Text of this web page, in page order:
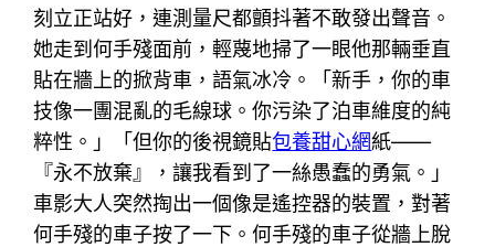
刻立正站好，連測量尺都顫抖著不敢發出聲音。
她走到何手殘面前，輕蔑地掃了一眼他那輛垂直
貼在牆上的掀背車，語氣冰冷。「新手，你的車
技像一團混亂的毛線球。你污染了泊車維度的純
粹性。」「但你的後視鏡貼包養甜心網紙——
『永不放棄』，讓我看到了一絲愚蠢的勇氣。」
車影大人突然掏出一個像是遙控器的裝置，對著
何手殘的車子按了一下。何手殘的車子從牆上脫